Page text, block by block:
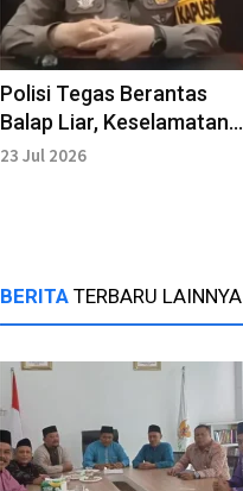
Polisi Tegas Berantas
Balap Liar, Keselamatan
Pengguna Jalan Jadi
23 Jul 2026
BERITA TERBARU LAINNYA